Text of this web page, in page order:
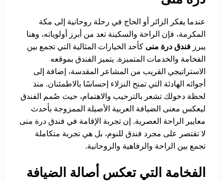
عندما يفكر الزائر أو الحاج في رحلة روحانية إلى مكة
المكرمة، فإن الراحة والسكينة تعد من أبرز أولوياته، وهنا
يبرز فندق درة منى كأحد الخيارات المثالية التي تجمع بين
الفخامة والخدمات المتميزة. يتميز الفندق بموقعه
الاستراتيجي القريب من المشاعر المقدسة، إضافة إلى
أجوائه الهادئة التي تمنح النزلاء إحساسًا بالاطمئنان. منذ
لحظة دخولك تشعر بالترحيب والاهتمام، حيث صُمم الفندق
ليعكس معنى الضيافة العربية الأصيلة الممزوجة بأحدث
معايير الراحة العصرية. إن تجربة الإقامة في فندق درة منى
لا تقتصر على مجرد فندق للنوم، بل هي تجربة متكاملة
تجمع بين الراحة والرفاهية والروحانية.
الفخامة التي تعكس أصالة الضيافة